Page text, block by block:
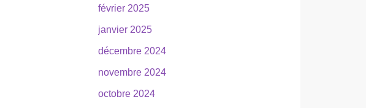
février 2025
janvier 2025
décembre 2024
novembre 2024
octobre 2024